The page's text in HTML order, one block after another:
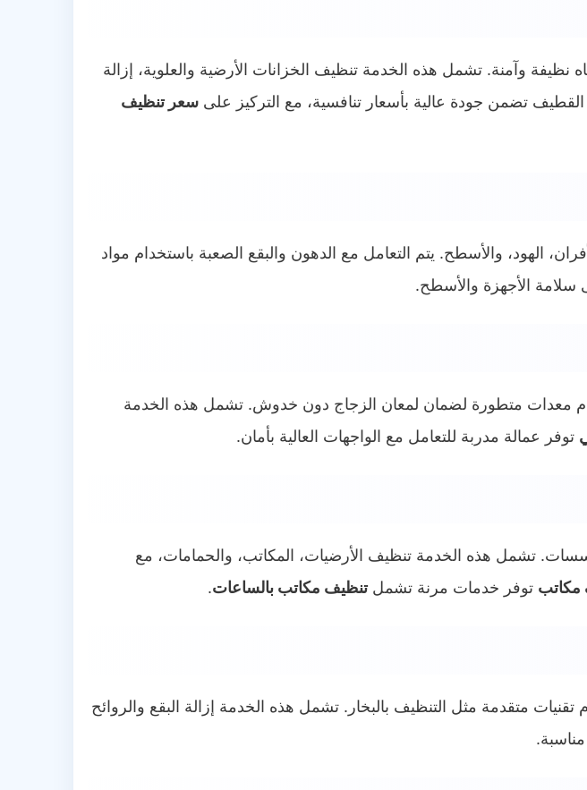
نظيفة وآمنة. تشمل هذه الخدمة تنظيف الخزانات الأرضية والعلوية، إزالة
تضمن جودة عالية بأسعار تنافسية، مع التركيز على سعر تنظيف
الهود، والأسطح. يتم التعامل مع الدهون والبقع الصعبة باستخدام مواد
سلامة الأجهزة والأسطح.
معدات متطورة لضمان لمعان الزجاج دون خدوش. تشمل هذه الخدمة
توفر عمالة مدربة للتعامل مع الواجهات العالية بأمان.
تشمل هذه الخدمة تنظيف الأرضيات، المكاتب، والحمامات، مع
مكاتب توفر خدمات مرنة تشملتنظيف مكاتب بالساعات.
تقنيات متقدمة مثل التنظيف بالبخار. تشمل هذه الخدمة إزالة البقع والروائح